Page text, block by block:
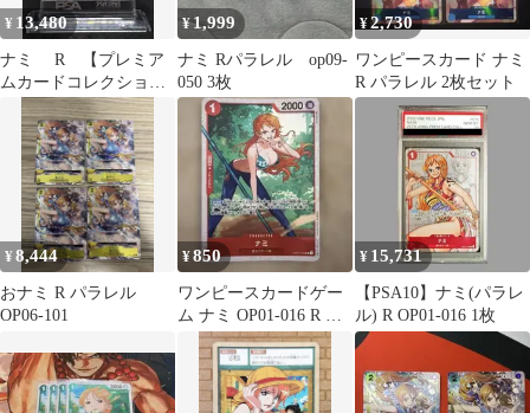
¥ 13,480
ナミ R 【プレミア
ムカードコレクション
25周年エディション】
OP01-016 PSA10
¥1,999
ナミ Rパラレル op09-
050 3枚
¥2,730
ワンピースカード ナミ
R パラレル 2枚セット
¥8,444
おナミ R パラレル
OP06-101
¥850
ワンピースカードゲー
ム ナミ OP01-016 R パ
ラレル
¥ 15,731
【PSA10】ナミ(パラレ
ル) R OP01-016 1枚